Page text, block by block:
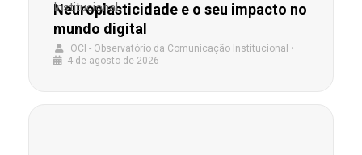
Neuroplasticidade e o seu impacto no
mundo digital
OCI - Observatório da Comunicação Institucional •
4 de agosto de 2026